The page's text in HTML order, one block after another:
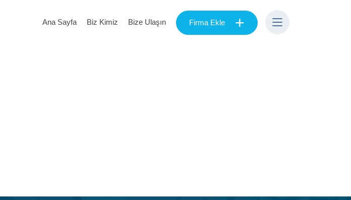
Ana Sayfa Biz Kimiz Bize Ulaşın Firma Ekle +